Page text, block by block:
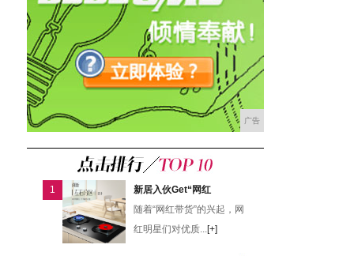
广告
1
新居入伙Get“网红
随着“网红带货”的兴起，网
红明星们对优质...[+]